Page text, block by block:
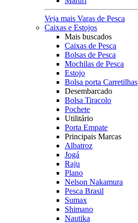
Veja mais Varas de Pesca
Caixas e Estojos
Mais buscados
Caixas de Pesca
Bolsas de Pesca
Mochilas de Pesca
Estojo
Bolsa porta Carretilhas
Desembarcado
Bolsa Tiracolo
Pochete
Utilitário
Porta Empate
Principais Marcas
Albatroz
Jogá
Raju
Plano
Nelson Nakamura
Pesca Brasil
Sumax
Shimano
Nautika